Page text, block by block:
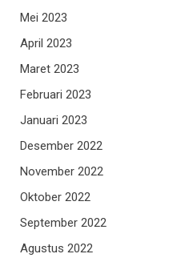
Mei 2023
April 2023
Maret 2023
Februari 2023
Januari 2023
Desember 2022
November 2022
Oktober 2022
September 2022
Agustus 2022